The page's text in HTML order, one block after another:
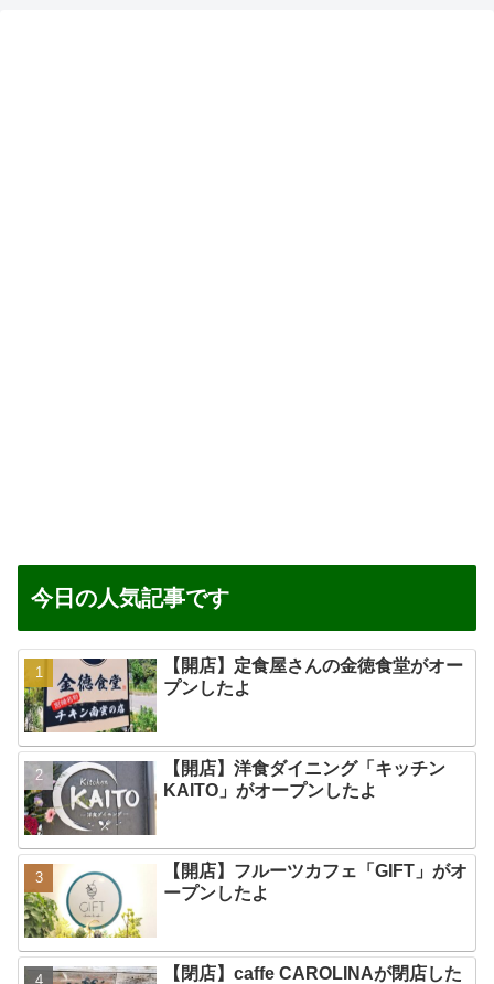
今日の人気記事です
【開店】定食屋さんの金徳食堂がオー
プンしたよ
【開店】洋食ダイニング「キッチン
KAITO」がオープンしたよ
【開店】フルーツカフェ「GIFT」がオ
ープンしたよ
【閉店】caffe CAROLINAが閉店した